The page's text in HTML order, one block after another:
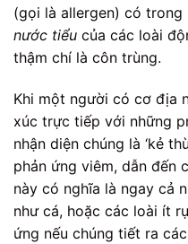
(gọi là allergen) có trong
nước tiểu của các loài
thậm chí là côn trùng.
Khi một người có cơ địa
xúc trực tiếp với những
nhận diện chúng là ‘kẻ
phản ứng viêm, dẫn đến
này có nghĩa là ngay cả
như cá, hoặc các loài ít
ứng nếu chúng tiết ra